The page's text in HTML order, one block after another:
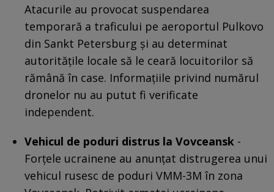
Atacurile au provocat suspendarea
temporară a traficului pe aeroportul Pulkovo
din Sankt Petersburg și au determinat
autoritățile locale să le ceară locuitorilor să
rămână în case. Informațiile privind numărul
dronelor nu au putut fi verificate
independent.
Vehicul de poduri distrus la Vovceansk -
Forțele ucrainene au anunțat distrugerea unui
vehicul rusesc de poduri VMM-3M în zona